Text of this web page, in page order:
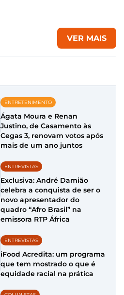
VER MAIS
ENTRETENIMENTO
Ágata Moura e Renan
Justino, de Casamento às
Cegas 3, renovam votos após
mais de um ano juntos
ENTREVISTAS
Exclusiva: André Damião
celebra a conquista de ser o
novo apresentador do
quadro “Afro Brasil” na
emissora RTP África
ENTREVISTAS
iFood Acredita: um programa
que tem mostrado o que é
equidade racial na prática